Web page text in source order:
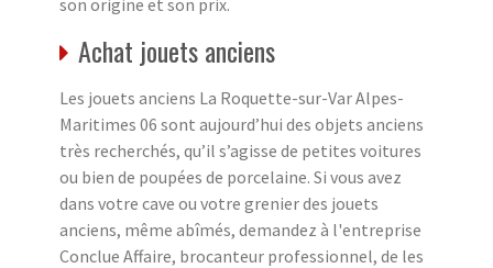
Achat jouets anciens
Les jouets anciens La Roquette-sur-Var Alpes-
Maritimes 06 sont aujourd’hui des objets anciens
très recherchés, qu’il s’agisse de petites voitures
ou bien de poupées de porcelaine. Si vous avez
dans votre cave ou votre grenier des jouets
anciens, même abîmés, demandez à l'entreprise
Conclue Affaire, brocanteur professionnel, de les